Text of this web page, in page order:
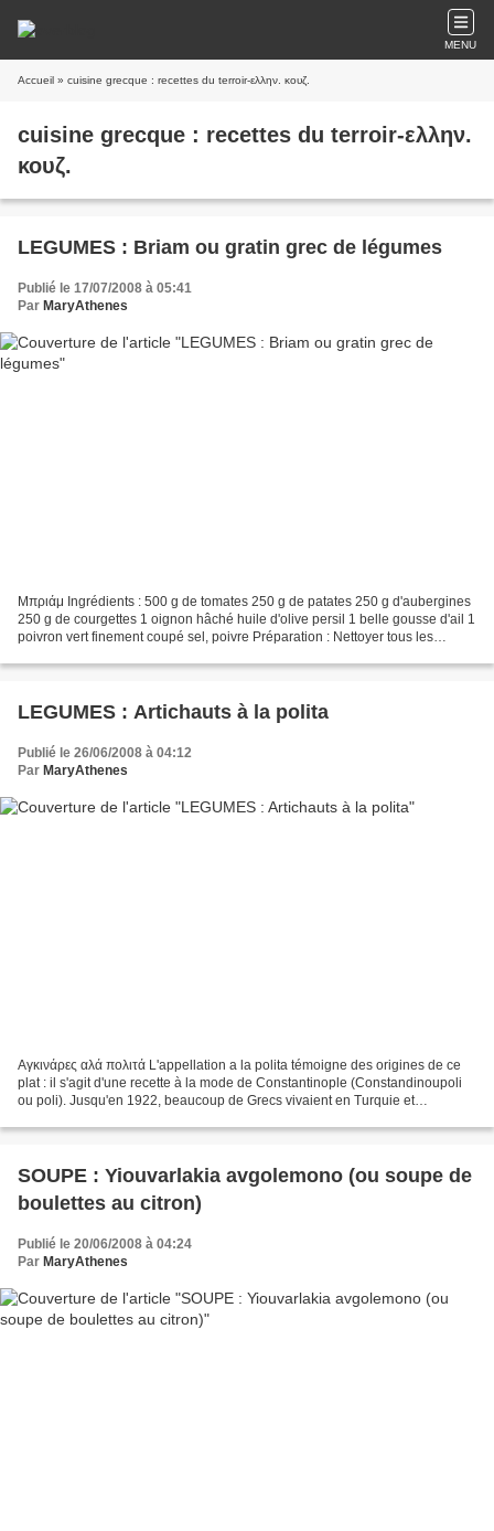
MENU
Accueil » cuisine grecque : recettes du terroir-ελλην. κουζ.
cuisine grecque : recettes du terroir-ελλην.
κουζ.
LEGUMES : Briam ou gratin grec de légumes
Publié le 17/07/2008 à 05:41
Par MaryAthenes
Μπριάμ Ingrédients : 500 g de tomates 250 g de patates 250 g d'aubergines
250 g de courgettes 1 oignon hâché huile d'olive persil 1 belle gousse d'ail 1
poivron vert finement coupé sel, poivre Préparation : Nettoyer tous les
LEGUMES : Artichauts à la polita
Publié le 26/06/2008 à 04:12
Par MaryAthenes
Αγκινάρες αλά πολιτά L'appellation a la polita témoigne des origines de ce
plat : il s'agit d'une recette à la mode de Constantinople (Constandinoupoli
ou poli). Jusqu'en 1922, beaucoup de Grecs vivaient en Turquie et
SOUPE : Yiouvarlakia avgolemono (ou soupe de
boulettes au citron)
Publié le 20/06/2008 à 04:24
Par MaryAthenes